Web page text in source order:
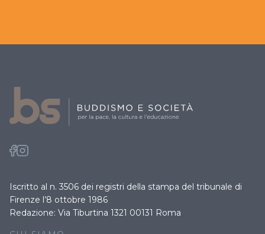
Iscritto al n. 3506 dei registri della stampa del tribunale di
Firenze l’8 ottobre 1986
Redazione: Via Tiburtina 1321 00131 Roma